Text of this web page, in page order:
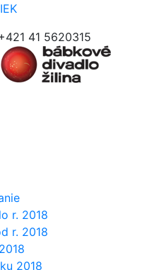
41 5620315
r. 2018
r. 2018
2018